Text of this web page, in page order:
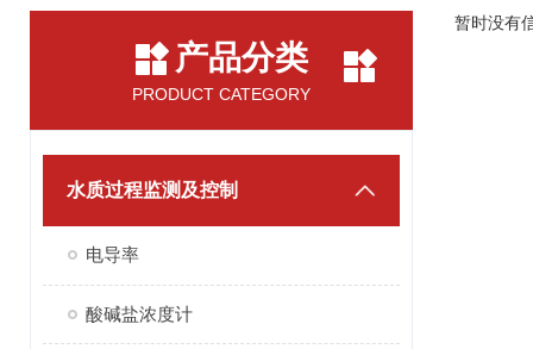
产品分类
PRODUCT CATEGORY
水质过程监测及控制
电导率
酸碱盐浓度计
暂时没有